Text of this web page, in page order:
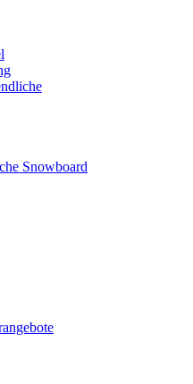
Snowboard